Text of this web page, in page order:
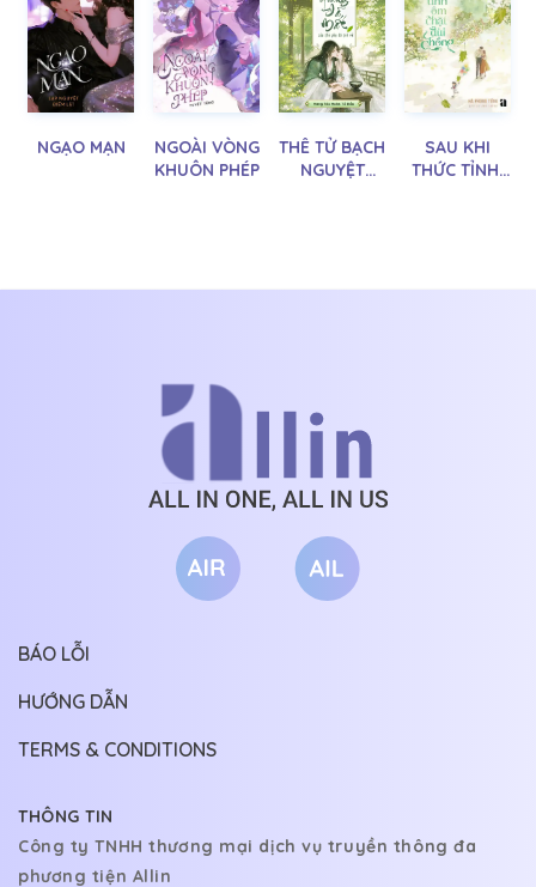
NGẠO MẠN
NGOÀI VÒNG
KHUÔN PHÉP
THÊ TỬ BẠCH
NGUYỆT
SAU KHI
THỨC TỈNH,
THÔNG TIN
Công ty TNHH thương mại dịch vụ truyền thông đa
phương tiện Allin
BÁO LỖI
HƯỚNG DẪN
TERMS & CONDITIONS